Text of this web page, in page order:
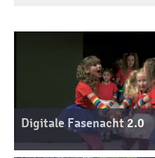
Digitale Fasenacht 2.0